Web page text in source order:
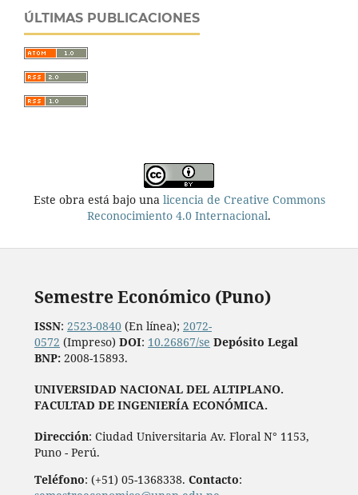
ÚLTIMAS PUBLICACIONES
Este obra está bajo una licencia de Creative Commons
Reconocimiento 4.0 Internacional.
Semestre Económico (Puno)
ISSN: 2523-0840(En línea); 2072-
0572 (Impreso) DOI: 10.26867/se Depósito Legal
BNP:2008-15893.
UNIVERSIDAD NACIONAL DEL ALTIPLANO.
FACULTAD DE INGENIERÍA ECONÓMICA.
Dirección: Ciudad Universitaria Av. Floral N° 1153,
Puno - Perú.
Teléfono: (+51) 05-1368338. Contacto: